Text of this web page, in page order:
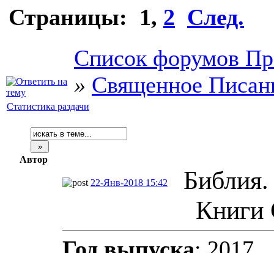
Страницы: 1, 2 След.
Список форумов
» Священное
Статистика раздачи
Автор
22-Янв-2018 15:42
Книги